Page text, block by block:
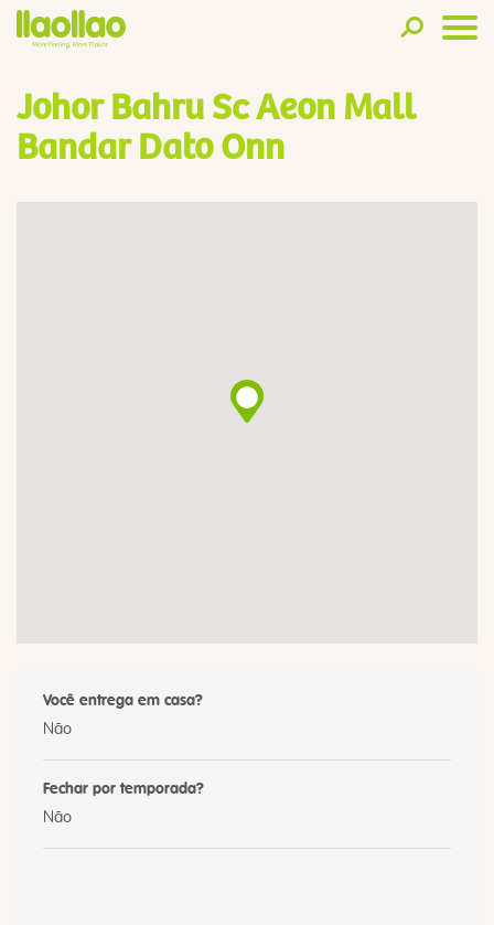
Johor Bahru Sc Aeon Mall
Bandar Dato Onn
Você entrega em casa?
Não
Fechar por temporada?
Não